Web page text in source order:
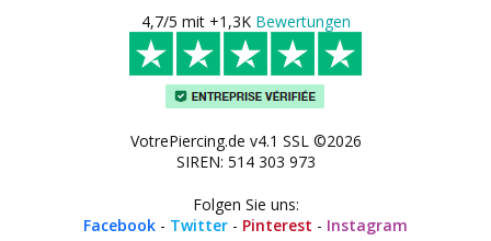
4,7/5 mit +1,3K Bewertungen
VotrePiercing.de v4.1 SSL ©2026
SIREN: 514 303 973
Folgen Sie uns:
Facebook - Twitter - Pinterest - Instagram